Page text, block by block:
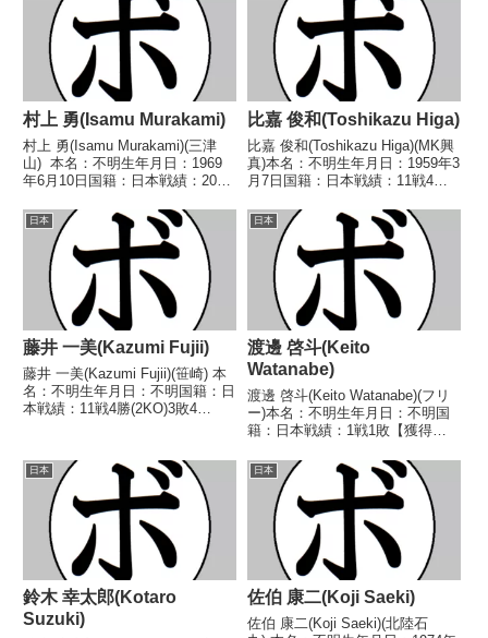
村上 勇(Isamu Murakami)
村上 勇(Isamu Murakami)(三津
山) 本名：不明生年月日：1969
年6月10日国籍：日本戦績：20戦
ル】1994年度中日本スーパーフ
ライ級新人王 【戦歴】
1992/01/15 ●4R...
比嘉 俊和(Toshikazu Higa)
比嘉 俊和(Toshikazu Higa)(MK興
真)本名：不明生年月日：1959年3
月7日国籍：日本戦績：11戦4勝7
1978/09/14 ○4R判定 (採点不
明) 高橋 金美(京
浜)1978/10/15 ○...
日本
藤井 一美(Kazumi Fujii)
藤井 一美(Kazumi Fujii)(笹崎) 本
名：不明生年月日：不明国籍：日
本戦績：11戦4勝(2KO)3敗4
不明) 玉田 力丸(協栄)■1988年度
東日本ウェル...
日本
渡邊 啓斗(Keito
Watanabe)
渡邊 啓斗(Keito Watanabe)(フリ
ー)本名：不明生年月日：不明国
籍：日本戦績：1戦1敗【獲得タ
2019/06/09 ●4R判定 0-3(36-
40、36-40、36-40) 後藤 心大(大
阪天神)【補足情報...
日本
鈴木 幸太郎(Kotaro
Suzuki)
日本
佐伯 康二(Koji Saeki)
佐伯 康二(Koji Saeki)(北陸石